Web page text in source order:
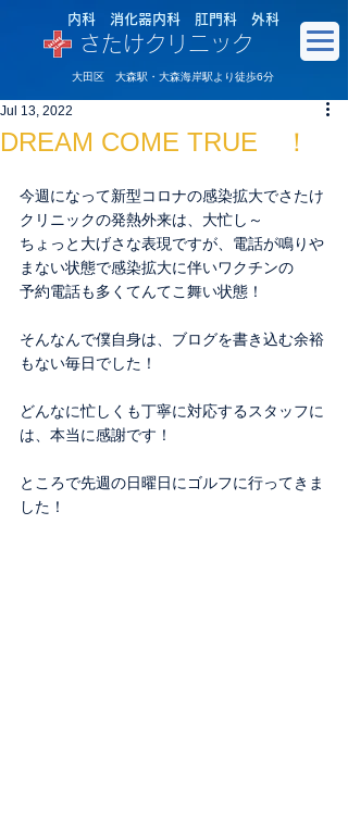
内科 消化器内科 肛門科 外科
さたけクリニック
大田区 大森駅・大森海岸駅より徒歩6分
DREAM COME TRUE ！
Jul 13, 2022
今週になって新型コロナの感染拡大でさたけ
クリニックの発熱外来は、大忙し～
ちょっと大げさな表現ですが、電話が鳴りや
まない状態で感染拡大に伴いワクチンの
予約電話も多くてんてこ舞い状態！
そんなんで僕自身は、ブログを書き込む余裕
もない毎日でした！
どんなに忙しくも丁寧に対応するスタッフに
は、本当に感謝です！
ところで先週の日曜日にゴルフに行ってきま
した！